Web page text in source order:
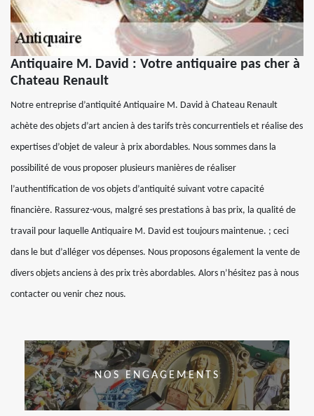
Antiquaire M. David : Votre antiquaire pas cher à
Chateau Renault
Notre entreprise d’antiquité Antiquaire M. David à Chateau Renault
achète des objets d’art ancien à des tarifs très concurrentiels et réalise des
expertises d’objet de valeur à prix abordables. Nous sommes dans la
possibilité de vous proposer plusieurs manières de réaliser
l’authentification de vos objets d’antiquité suivant votre capacité
financière. Rassurez-vous, malgré ses prestations à bas prix, la qualité de
travail pour laquelle Antiquaire M. David est toujours maintenue. ; ceci
dans le but d’alléger vos dépenses. Nous proposons également la vente de
divers objets anciens à des prix très abordables. Alors n’hésitez pas à nous
contacter ou venir chez nous.
NOS ENGAGEMENTS